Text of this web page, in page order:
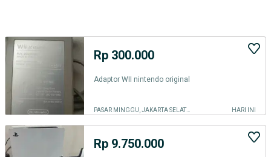
Rp 300.000
Adaptor WII nintendo original
PASAR MINGGU, JAKARTA SELATAN HARI INI
Rp 9.750.000